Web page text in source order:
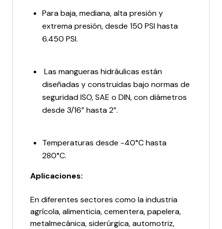
Para baja, mediana, alta presión y
extrema presión, desde 150 PSI hasta
6.450 PSI.
Las mangueras hidráulicas están
diseñadas y construidas bajo normas de
seguridad ISO, SAE o DIN, con diámetros
desde 3/16” hasta 2”.
Temperaturas desde -40°C hasta
280°C.
Aplicaciones:
En diferentes sectores como la industria
agrícola, alimenticia, cementera, papelera,
metalmecánica, siderúrgica, automotriz,